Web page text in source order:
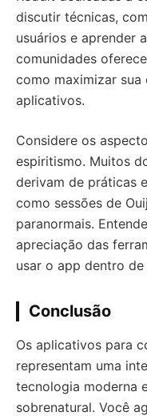
discutir técnicas,
usuários e aprender
comunidades
como maximizar sua
aplicativos.
Considere os
espiritismo. Muitos
derivam de práticas
como sessões de
paranormais.
apreciação das
usar o app dentro
Conclusão
Os aplicativos para
representam uma
tecnologia moderna
sobrenatural. Você